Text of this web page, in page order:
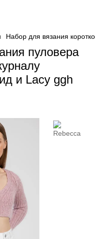
Набор для вязания
пуловера
и Lacy ggh